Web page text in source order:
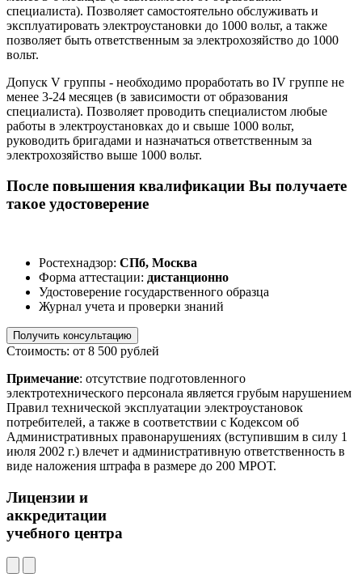
специалиста). Позволяет самостоятельно обслуживать и
эксплуатировать электроустановки до 1000 вольт, а также
позволяет быть ответственным за электрохозяйство до 1000
вольт.
Допуск V группы - необходимо проработать во IV группе не
менее 3-24 месяцев (в зависимости от образования
специалиста). Позволяет проводить специалистом любые
работы в электроустановках до и свыше 1000 вольт,
руководить бригадами и назначаться ответственным за
электрохозяйство выше 1000 вольт.
После повышения квалификации Вы получаете
такое удостоверение
Ростехнадзор: СПб, Москва
Форма аттестации: дистанционно
Удостоверение государственного образца
Журнал учета и проверки знаний
Получить консультацию
Стоимость: от 8 500 рублей
Примечание: отсутствие подготовленного
электротехнического персонала является грубым нарушением
Правил технической эксплуатации электроустановок
потребителей, а также в соответствии с Кодексом об
Административных правонарушениях (вступившим в силу 1
июля 2002 г.) влечет и административную ответственность в
виде наложения штрафа в размере до 200 МРОТ.
Лицензии и
аккредитации
учебного центра